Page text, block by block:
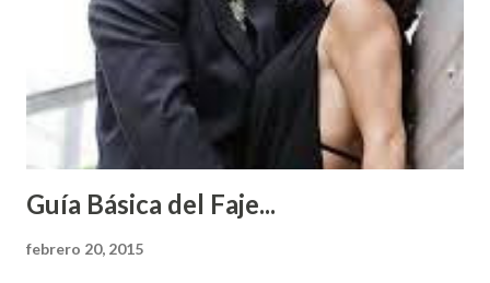
Guía Básica del Faje...
febrero 20, 2015